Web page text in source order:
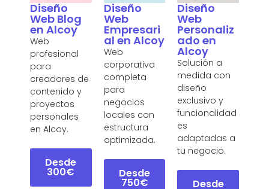
Diseño
Web Blog
en Alcoy
Web
profesional
para
creadores de
contenido y
proyectos
personales
en Alcoy.
Desde
300€
Diseño
Web
Empresari
al en Alcoy
Web
corporativa
completa
para
negocios
locales con
estructura
optimizada.
Desde
750€
Diseño
Web
Personaliz
ado en
Alcoy
Solución a
medida con
diseño
exclusivo y
funcionalidad
es
adaptadas a
tu negocio.
Desde